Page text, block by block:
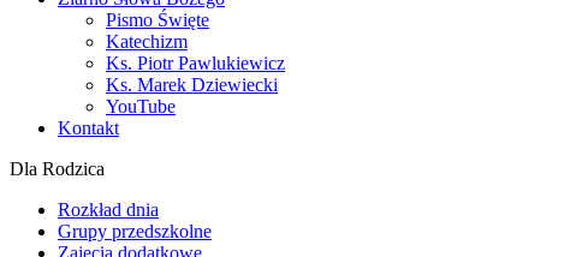
Pismo Święte
Katechizm
Ks. Piotr Pawlukiewicz
Ks. Marek Dziewiecki
YouTube
Kontakt
Dla Rodzica
Rozkład dnia
Grupy przedszkolne
Zajęcia dodatkowe